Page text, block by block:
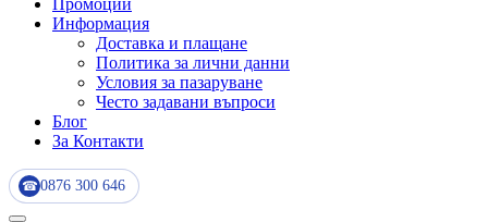
Промоции
Информация
Доставка и плащане
Политика за лични данни
Условия за пазаруване
Често задавани въпроси
Блог
За Контакти
☎ 0876 300 646